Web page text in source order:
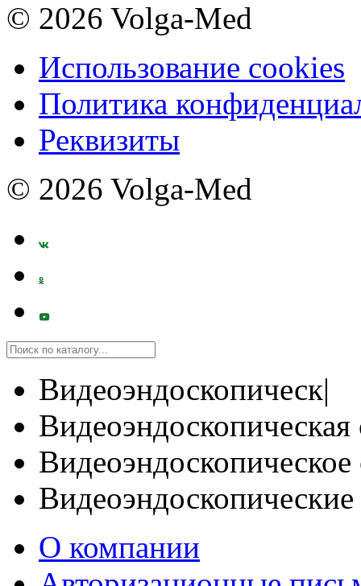
© 2026 Volga-Med
Использование cookies
Политика
Реквизиты
© 2026 Volga-Med
Видеоэндоскопическ|
Видеоэндоскопическая
О компании